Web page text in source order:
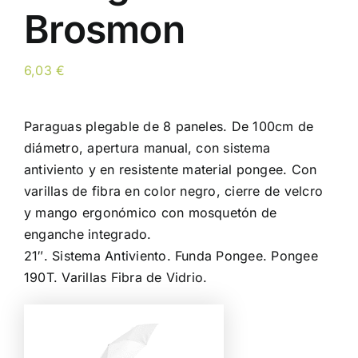
Brosmon
6,03€
Paraguas plegable de 8 paneles. De 100cm de
diámetro, apertura manual, con sistema
antiviento y en resistente material pongee. Con
varillas de fibra en color negro, cierre de velcro
y mango ergonómico con mosquetón de
enganche integrado.
21″. Sistema Antiviento. Funda Pongee. Pongee
190T. Varillas Fibra de Vidrio.